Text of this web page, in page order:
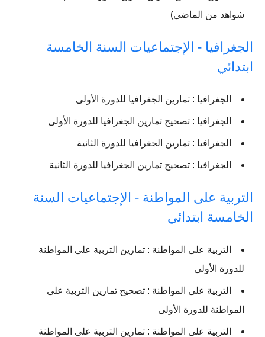
شواهد من الماضي)
الجغرافيا - الإجتماعيات السنة الخامسة
ابتدائي
الجغرافيا : تمارين الجغرافيا للدورة الأولى
الجغرافيا : تصحيح تمارين الجغرافيا للدورة الأولى
الجغرافيا : تمارين الجغرافيا للدورة الثانية
الجغرافيا : تصحيح تمارين الجغرافيا للدورة الثانية
التربیة على المواطنة - الإجتماعيات السنة
الخامسة ابتدائي
التربیة على المواطنة : تمارين التربیة على المواطنة
للدورة الأولى
التربیة على المواطنة : تصحيح تمارين التربیة على
المواطنة للدورة الأولى
التربیة على المواطنة : تمارين التربیة على المواطنة